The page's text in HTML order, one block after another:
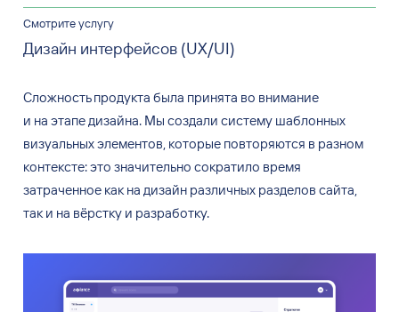
Смотрите услугу
Дизайн интерфейсов (UX/UI)
Сложность продукта была принята во внимание
и на этапе дизайна. Мы создали систему шаблонных
визуальных элементов, которые повторяются в разном
контексте: это значительно сократило время
затраченное как на дизайн различных разделов сайта,
так и на вёрстку и разработку.